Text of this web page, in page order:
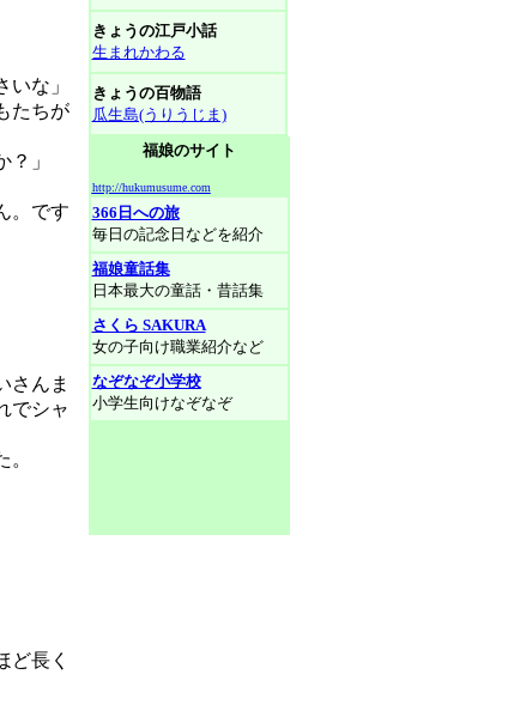
な」
たちが
」
。です
さんま
でシャ
ど長く
きょうの江戸小話
生まれかわる
きょうの百物語
瓜生島(うりうじま)
福娘のサイト
http://hukumusume.com
366日への旅
毎日の記念日などを紹介
福娘童話集
日本最大の童話・昔話集
さくら SAKURA
女の子向け職業紹介など
なぞなぞ小学校
小学生向けなぞなぞ